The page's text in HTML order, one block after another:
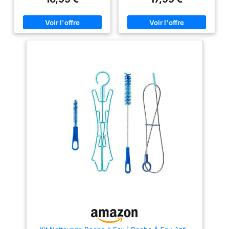
il suffit d'insérer une brosse ou
votre main à l'intérieur Matériau
de qualité alimentaire :
proposons des modèles en
tailles 1,5 L, 2 L et 3 L pour
répondre à vos besoins Design
anti-fuites amélioré : la bouche
douce comprend une valve
marche/arrêt pour éviter les
déversements, garantissant
l’absence de fuites même sans
morsure. Une housse anti-
poussière empêche la saleté de
pénétrer. La technologie de
scellage à double bord
cm pour le corps principal et 96
cm pour le tuyau, la poche à eau
il suffit d'insérer une brosse ou
votre main à l'intérieur Matériau
de qualité alimentaire :
proposons des modèles en
tailles 1,5 L, 2 L et 3 L pour
répondre à vos besoins Design
anti-fuites amélioré : la bouche
douce comprend une valve
marche/arrêt pour éviter les
déversements, garantissant
l’absence de fuites même sans
morsure. Une housse anti-
poussière empêche la saleté de
pénétrer. La technologie de
scellage à double bord
améliore la résistance à la
17,5 cm pour le corps principal